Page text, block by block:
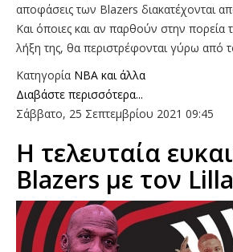
αποφάσεις των Blazers διακατέχονται
Και όποιες και αν παρθούν στην πορεία
λήξη της, θα περιστρέφονται γύρω από
Κατηγορία NBA και άλλα
Διαβάστε περισσότερα...
Σάββατο, 25 Σεπτεμβρίου 2021 09:45
Η τελευταία
Blazers με τον